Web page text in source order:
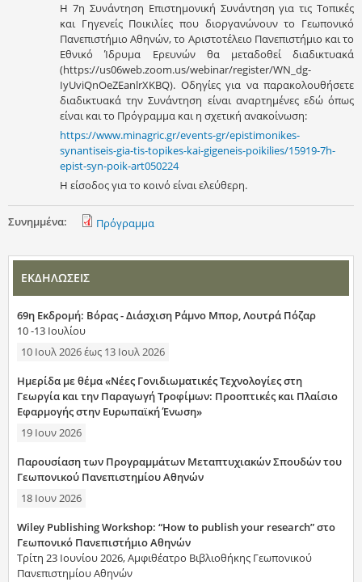
Η 7η Συνάντηση Επιστημονική Συνάντηση για τις Τοπικές
και Γηγενείς Ποικιλίες που διοργανώνουν το Γεωπονικό
Πανεπιστήμιο Αθηνών, το Αριστοτέλειο Πανεπιστήμιο και το
Εθνικό Ίδρυμα Ερευνών θα μεταδοθεί διαδικτυακά
(https://us06web.zoom.us/webinar/register/WN_dg-
IyUviQnOeZEanlrXKBQ). Οδηγίες για να παρακολουθήσετε
διαδικτυακά την Συνάντηση είναι αναρτημένες εδώ όπως
είναι και το Πρόγραμμα και η σχετική ανακοίνωση:
https://www.minagric.gr/events-gr/epistimonikes-
synantiseis-gia-tis-topikes-kai-gigeneis-poikilies/15919-7h-
epist-syn-poik-art050224
Η είσοδος για το κοινό είναι ελεύθερη.
Συνημμένα: Πρόγραμμα
ΕΚΔΗΛΩΣΕΙΣ
69η Εκδρομή: Βόρας - Διάσχιση Ράμνο Μπορ, Λουτρά Πόζαρ
10 -13 Ιουλίου
10 Ιουλ 2026έως 13 Ιουλ 2026
Ημερίδα με θέμα «Νέες Γονιδιωματικές Τεχνολογίες στη
Γεωργία και την Παραγωγή Τροφίμων: Προοπτικές και Πλαίσιο
Εφαρμογής στην Ευρωπαϊκή Ένωση»
19 Ιουν 2026
Παρουσίαση των Προγραμμάτων Μεταπτυχιακών Σπουδών του
Γεωπονικού Πανεπιστημίου Αθηνών
18 Ιουν 2026
Wiley Publishing Workshop: “How to publish your research” στο
Γεωπονικό Πανεπιστήμιο Αθηνών
Τρίτη 23 Ιουνίου 2026, Αμφιθέατρο Βιβλιοθήκης Γεωπονικού
Πανεπιστημίου Αθηνών